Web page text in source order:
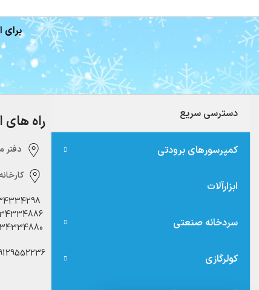
برای
دسترسی سریع
کمپرسورهای برودتی
ابزارآلات
سردخانه صنعتی
کولرگازی
راه های
دفتر